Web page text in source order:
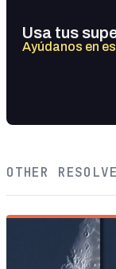
Usa tus
Ayúdanos en
OTHER